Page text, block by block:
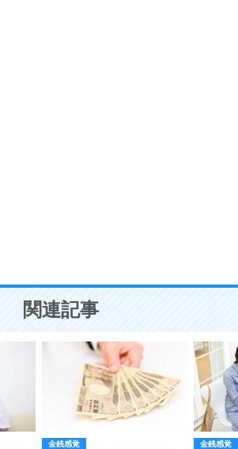
ことが大切。
関連記事
金銭感覚 金銭感覚